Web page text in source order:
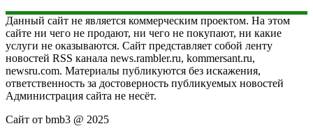
Данный сайт не является коммерческим проектом. На этом
сайте ни чего не продают, ни чего не покупают, ни какие
услуги не оказываются. Сайт представляет собой ленту
новостей RSS канала news.rambler.ru, kommersant.ru,
newsru.com. Материалы публикуются без искажения,
ответственность за достоверность публикуемых новостей
Администрация сайта не несёт.
Сайт от bmb3 @ 2025